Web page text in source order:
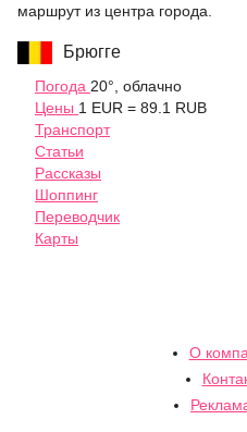
маршрут из центра города.
Брюгге
Погода 20°, облачно
Цены 1 EUR = 89.1 RUB
Транспорт
Статьи
Рассказы
Шоппинг
Переводчик
Карты
О